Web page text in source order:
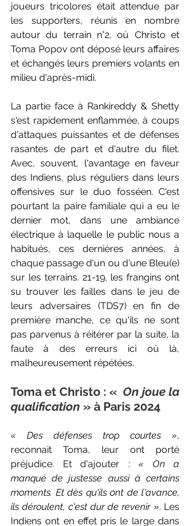
joueurs tricolores était attendue par
les supporters, réunis en nombre
autour du terrain n°2, où Christo et
Toma Popov ont déposé leurs affaires
et échangés leurs premiers volants en
milieu d'après-midi.
La partie face à Rankireddy & Shetty
s'est rapidement enflammée, à coups
d'attaques puissantes et de défenses
rasantes de part et d'autre du filet.
Avec, souvent, l'avantage en faveur
des Indiens, plus réguliers dans leurs
offensives sur le duo fosséen. C'est
pourtant la paire familiale qui a eu le
dernier mot, dans une ambiance
électrique à laquelle le public nous a
habitués, ces dernières années, à
chaque passage d'un ou d'une Bleu(e)
sur les terrains. 21-19, les frangins ont
su trouver les failles dans le jeu de
leurs adversaires (TDS7) en fin de
première manche, ce qu'ils ne sont
pas parvenus à réitérer par la suite, la
faute à des erreurs ici où là,
malheureusement répétées.
Toma et Christo : « On joue la
qualification » à Paris 2024
« Des défenses trop courtes »,
reconnait Toma, leur ont porté
préjudice. Et d'ajouter : « On a
manqué de justesse aussi à certains
moments. Et dès qu'ils ont de l'avance,
ils déroulent, c'est dur de revenir ». Les
Indiens ont en effet pris le large dans